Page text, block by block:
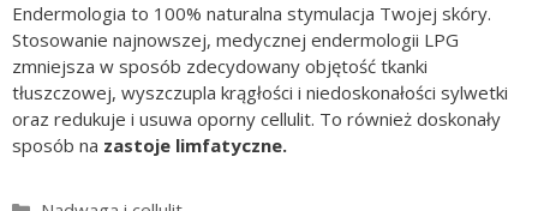
Endermologia to 100% naturalna stymulacja Twojej skóry.
Stosowanie najnowszej, medycznej endermologii LPG
zmniejsza w sposób zdecydowany objętość tkanki
tłuszczowej, wyszczupla krągłości i niedoskonałości sylwetki
oraz redukuje i usuwa oporny cellulit. To również doskonały
sposób na zastoje limfatyczne.